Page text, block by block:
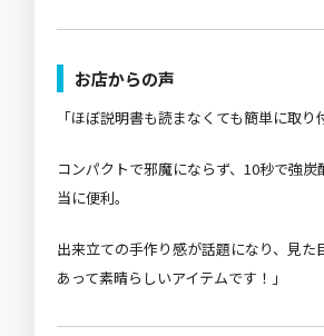
お店からの声
「ほぼ説明書も読まなくても簡単に取り
コンパクトで邪魔にならず、10秒で強
当に便利。
出来立ての手作り感が話題になり、見た
あって素晴らしいアイテムです！」